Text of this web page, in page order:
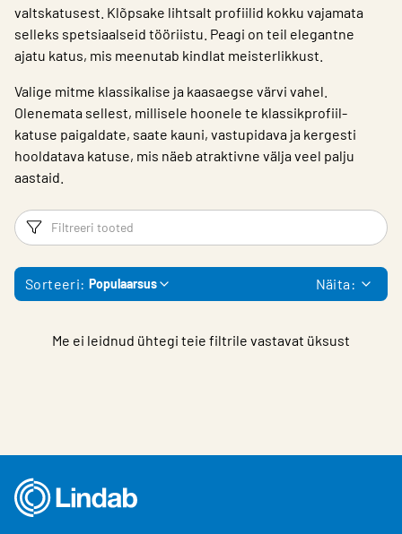
Choose languge
Estonia
valtskatusest. Klõpsake lihtsalt profiilid kokku vajamata
selleks spetsiaalseid tööriistu. Peagi on teil elegantne
ajatu katus, mis meenutab kindlat meisterlikkust.
Valige mitme klassikalise ja kaasaegse värvi vahel.
Olenemata sellest, millisele hoonele te klassikprofiil-
katuse paigaldate, saate kauni, vastupidava ja kergesti
hooldatava katuse, mis näeb atraktivne välja veel palju
aastaid.
Filtrid
Sorteeri: Populaarsus Näita:
Me ei leidnud ühtegi teie filtrile vastavat üksust